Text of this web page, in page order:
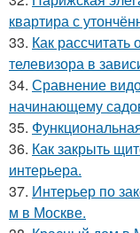
квартира с
33. Как
телевизора в
34. Сравнение
начинающему
35.
36. Как закрыть
интерьера.
37. Интерьер по
м в Москве.